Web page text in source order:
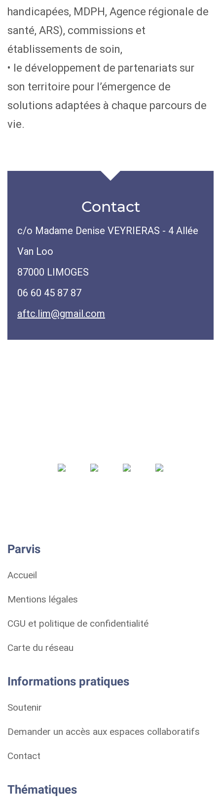
handicapées, MDPH, Agence régionale de
santé, ARS), commissions et
établissements de soin,
• le développement de partenariats sur
son territoire pour l’émergence de
solutions adaptées à chaque parcours de
vie.
Contact
c/o Madame Denise VEYRIERAS - 4 Allée
Van Loo
87000 LIMOGES
06 60 45 87 87
aftc.lim@gmail.com
Parvis
Accueil
Mentions légales
CGU et politique de confidentialité
Carte du réseau
Informations pratiques
Soutenir
Demander un accès aux espaces collaboratifs
Contact
Thématiques